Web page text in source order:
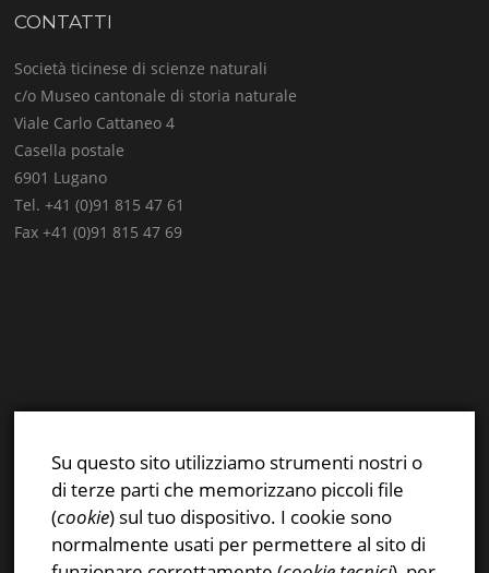
CONTATTI
Società ticinese di scienze naturali
c/o Museo cantonale di storia naturale
Viale Carlo Cattaneo 4
Casella postale
6901 Lugano
Tel. +41 (0)91 815 47 61
Fax +41 (0)91 815 47 69
Instagram
Privacy & Cookies Policy
Su questo sito utilizziamo strumenti nostri o
di terze parti che memorizzano piccoli file
(cookie) sul tuo dispositivo. I cookie sono
normalmente usati per permettere al sito di